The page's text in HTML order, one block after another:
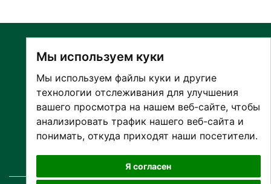
Мы используем куки
Мы используем файлы куки и другие
технологии отслеживания для улучшения
вашего просмотра на нашем веб-сайте, чтобы
анализировать трафик нашего веб-сайта и
понимать, откуда приходят наши посетители.
Я согласен
О БОЛЬНИЦЕ
ПАЦИЕНТАМ И ПОСЕТИТЕЛЯМ
ПАРТНЕРУ ПО СОТРУДНИЧЕСТВУ